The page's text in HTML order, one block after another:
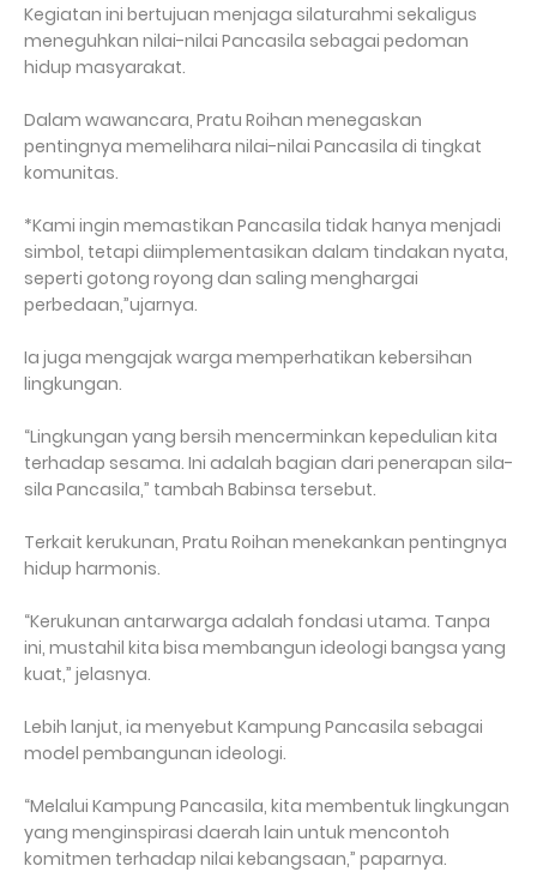
Kegiatan ini bertujuan menjaga silaturahmi sekaligus
meneguhkan nilai-nilai Pancasila sebagai pedoman
hidup masyarakat.
Dalam wawancara, Pratu Roihan menegaskan
pentingnya memelihara nilai-nilai Pancasila di tingkat
komunitas.
*Kami ingin memastikan Pancasila tidak hanya menjadi
simbol, tetapi diimplementasikan dalam tindakan nyata,
seperti gotong royong dan saling menghargai
perbedaan,”ujarnya.
Ia juga mengajak warga memperhatikan kebersihan
lingkungan.
“Lingkungan yang bersih mencerminkan kepedulian kita
terhadap sesama. Ini adalah bagian dari penerapan sila-
sila Pancasila,” tambah Babinsa tersebut.
Terkait kerukunan, Pratu Roihan menekankan pentingnya
hidup harmonis.
“Kerukunan antarwarga adalah fondasi utama. Tanpa
ini, mustahil kita bisa membangun ideologi bangsa yang
kuat,” jelasnya.
Lebih lanjut, ia menyebut Kampung Pancasila sebagai
model pembangunan ideologi.
“Melalui Kampung Pancasila, kita membentuk lingkungan
yang menginspirasi daerah lain untuk mencontoh
komitmen terhadap nilai kebangsaan,” paparnya.